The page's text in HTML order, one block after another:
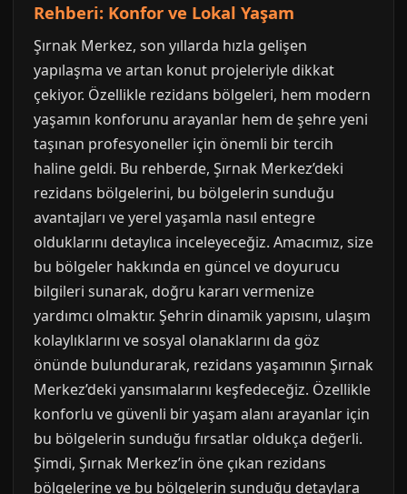
Rehberi: Konfor ve Lokal Yaşam
Şırnak Merkez, son yıllarda hızla gelişen
yapılaşma ve artan konut projeleriyle dikkat
çekiyor. Özellikle rezidans bölgeleri, hem modern
yaşamın konforunu arayanlar hem de şehre yeni
taşınan profesyoneller için önemli bir tercih
haline geldi. Bu rehberde, Şırnak Merkez’deki
rezidans bölgelerini, bu bölgelerin sunduğu
avantajları ve yerel yaşamla nasıl entegre
olduklarını detaylıca inceleyeceğiz. Amacımız, size
bu bölgeler hakkında en güncel ve doyurucu
bilgileri sunarak, doğru kararı vermenize
yardımcı olmaktır. Şehrin dinamik yapısını, ulaşım
kolaylıklarını ve sosyal olanaklarını da göz
önünde bulundurarak, rezidans yaşamının Şırnak
Merkez’deki yansımalarını keşfedeceğiz. Özellikle
konforlu ve güvenli bir yaşam alanı arayanlar için
bu bölgelerin sunduğu fırsatlar oldukça değerli.
Şimdi, Şırnak Merkez’in öne çıkan rezidans
bölgelerine ve bu bölgelerin sunduğu detaylara